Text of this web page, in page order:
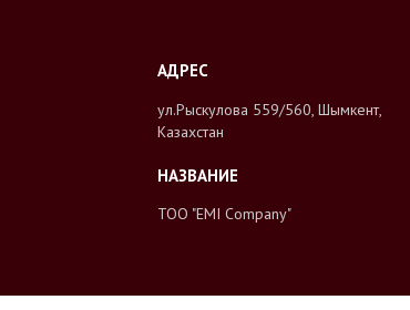
ул.Рыскулова 559/560, Шымкент,
Казахстан
ТОО "EMI Company"